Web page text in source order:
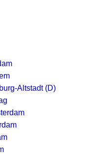
Altstadt (D)